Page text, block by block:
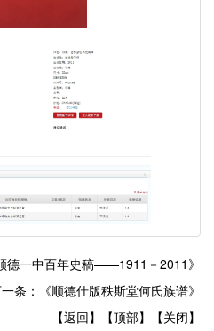
德一中百年史稿——1911－2011》
条：《顺德仕版秩斯堂何氏族谱》
【返回】
【顶部】 【关闭】